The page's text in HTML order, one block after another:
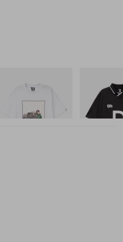
Boys Club X Initial
Cotton T-Shirt 2
Billionaire
D Game Shirt
쇼핑하기